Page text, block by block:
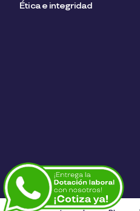
Ética e integridad